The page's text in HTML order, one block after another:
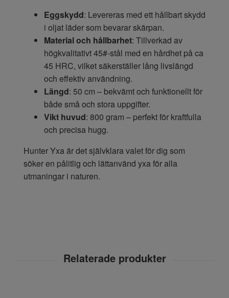
Eggskydd: Levereras med ett hållbart skydd
i oljat läder som bevarar skärpan.
Material och hållbarhet: Tillverkad av
högkvalitativt 45#-stål med en hårdhet på ca
45 HRC, vilket säkerställer lång livslängd
och effektiv användning.
Längd: 50 cm – bekvämt och funktionellt för
både små och stora uppgifter.
Vikt huvud: 800 gram – perfekt för kraftfulla
och precisa hugg.
Hunter Yxa är det självklara valet för dig som
söker en pålitlig och lättanvänd yxa för alla
utmaningar i naturen.